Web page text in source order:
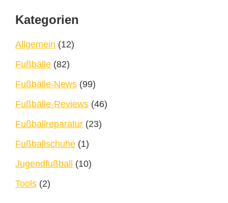
Footer
Kategorien
Allgemein (12)
Fußbälle (82)
Fußbälle-News (99)
Fußbälle-Reviews (46)
Fußballreparatur (23)
Fußballschuhe (1)
Jugendfußball (10)
Tools (2)